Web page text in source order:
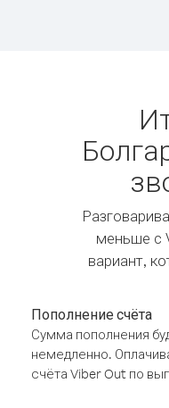
меньше с
вариант,
Пополнение счёта
Сумма пополнения
немедленно.
счёта Viber Out по